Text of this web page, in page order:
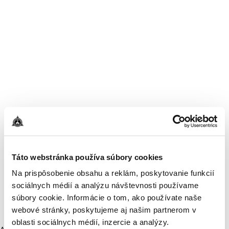
Táto webstránka používa súbory cookies
Na prispôsobenie obsahu a reklám, poskytovanie funkcií
sociálnych médií a analýzu návštevnosti používame
súbory cookie. Informácie o tom, ako používate naše
webové stránky, poskytujeme aj našim partnerom v
oblasti sociálnych médií, inzercie a analýzy.